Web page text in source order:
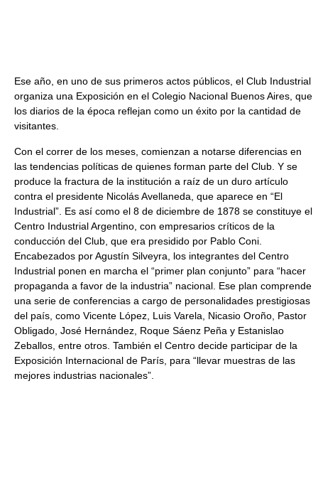
Ese año, en uno de sus primeros actos públicos, el Club Industrial
organiza una Exposición en el Colegio Nacional Buenos Aires, que
los diarios de la época reflejan como un éxito por la cantidad de
visitantes.
Con el correr de los meses, comienzan a notarse diferencias en
las tendencias políticas de quienes forman parte del Club. Y se
produce la fractura de la institución a raíz de un duro artículo
contra el presidente Nicolás Avellaneda, que aparece en “El
Industrial”. Es así como el 8 de diciembre de 1878 se constituye el
Centro Industrial Argentino, con empresarios críticos de la
conducción del Club, que era presidido por Pablo Coni.
Encabezados por Agustín Silveyra, los integrantes del Centro
Industrial ponen en marcha el “primer plan conjunto” para “hacer
propaganda a favor de la industria” nacional. Ese plan comprende
una serie de conferencias a cargo de personalidades prestigiosas
del país, como Vicente López, Luis Varela, Nicasio Oroño, Pastor
Obligado, José Hernández, Roque Sáenz Peña y Estanislao
Zeballos, entre otros. También el Centro decide participar de la
Exposición Internacional de París, para “llevar muestras de las
mejores industrias nacionales”.